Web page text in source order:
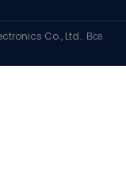
Co., Ltd.. Все